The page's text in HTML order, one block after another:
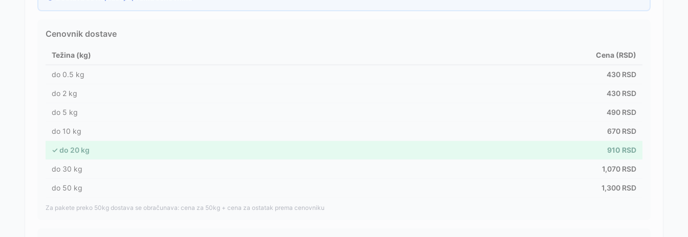
Cenovnik dostave
Težina (kg) Cena (RSD)
do 0.5 kg 430 RSD
do 2 kg 430 RSD
do 5 kg 490 RSD
do 10 kg 670 RSD
✓ do 20 kg 910 RSD
do 30 kg 1,070 RSD
do 50 kg 1,300 RSD
Za pakete preko 50kg dostava se obračunava: cena za 50kg + cena za ostatak prema cenovniku